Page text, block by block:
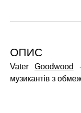
ОПИС
VaterGoodwood
музикантів з